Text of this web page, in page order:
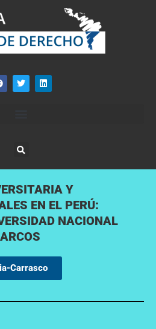
Y
EN EL PERÚ:
NACIONAL
Carrasco